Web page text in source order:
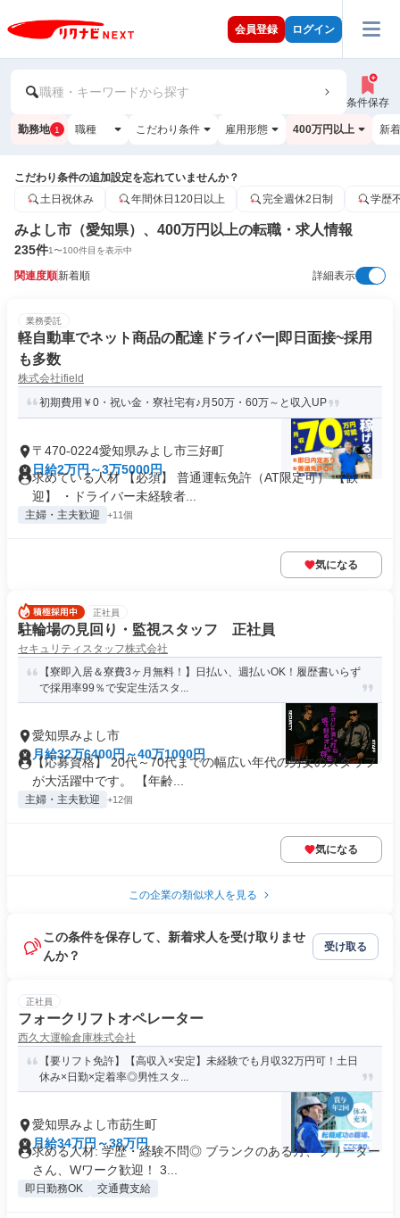
会員登録 ログイン
職種・キーワードから探す
条件保存
勤務地 1 職種 こだわり条件 雇用形態 400万円以上 新
こだわり条件の追加設定を忘れていませんか？
土日祝休み
年間休日120日以上 完全週休2日制 学歴
みよし市（愛知県）、400万円以上の転職・求人情報
235件1〜100件目を表示中
関連度順新着順 詳細表示
業務委託
軽自動車でネット商品の配達ドライバー|即日面接~採用
も多数
株式会社ifield
初期費用￥0・祝い金・寮社宅有♪月50万・60万～と収入UP
〒470-0224愛知県みよし市三好町
日給2万円～3万5000円
求めている人材 【必須】 普通運転免許（AT限定可） 【歓
迎】 ・ドライバー未経験者...
主婦・主夫歓迎 +11個
気になる
正社員
駐輪場の見回り・監視スタッフ 正社員
セキュリティスタッフ株式会社
【寮即入居＆寮費3ヶ月無料！】日払い、週払いOK！履歴書いらず
で採用率99％で安定生活スタ...
愛知県みよし市
月給32万6400円～40万1000円
【応募資格】 20代～70代までの幅広い年代の男女のスタッフ
が大活躍中です。 【年齢...
主婦・主夫歓迎 +12個
気になる
この企業の類似求人を見る
この条件を保存して、新着求人を受け取りませ
んか？
受け取る
正社員
フォークリフトオペレーター
西久大運輸倉庫株式会社
【要リフト免許】【高収入×安定】未経験でも月収32万円可！土日
休み×日勤×定着率◎男性スタ...
愛知県みよし市莇生町
月給34万円～38万円
求める人材: 学歴・経験不問◎ ブランクのある方、フリーター
さん、Wワーク歓迎！ 3...
即日勤務OK 交通費支給